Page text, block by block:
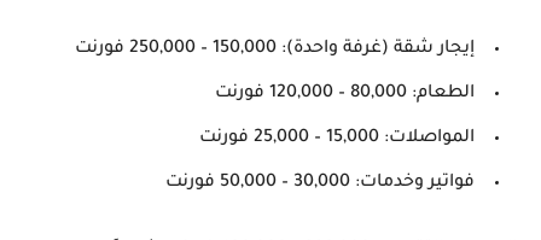
إيجار شقة (غرفة واحدة): 150,000 – 250,000 فورنت
الطعام: 80,000 – 120,000 فورنت
المواصلات: 15,000 – 25,000 فورنت
فواتير وخدمات: 30,000 – 50,000 فورنت